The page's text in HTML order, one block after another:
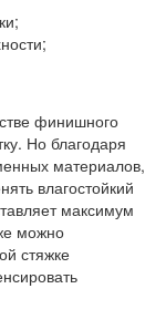
финишного
Но благодаря
материалов,
влагостойкий
максимум
можно
стяжке